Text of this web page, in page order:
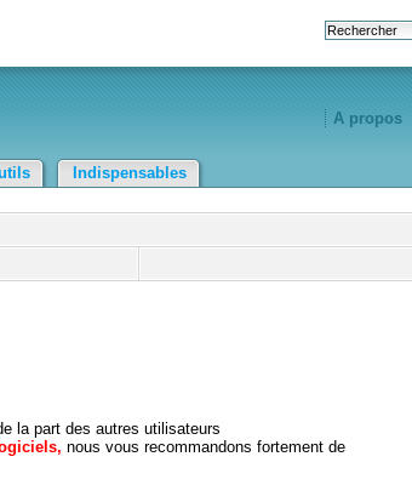
A propos
Indispensables
la part des autres utilisateurs
nous vous recommandons fortement de